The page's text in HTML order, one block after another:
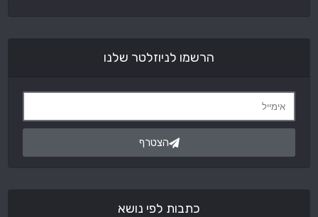
הרשמו לניוזלטר שלנו
הצטרף
כתבות לפי נושא